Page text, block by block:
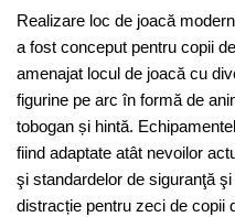
Realizare loc de joacă
a fost conceput pentru copii
amenajat locul de joacă cu
figurine pe arc în formă de
tobogan și hintă.
fiind adaptate atât nevoilor
şi standardelor de siguranţă
distracție pentru zeci de copii